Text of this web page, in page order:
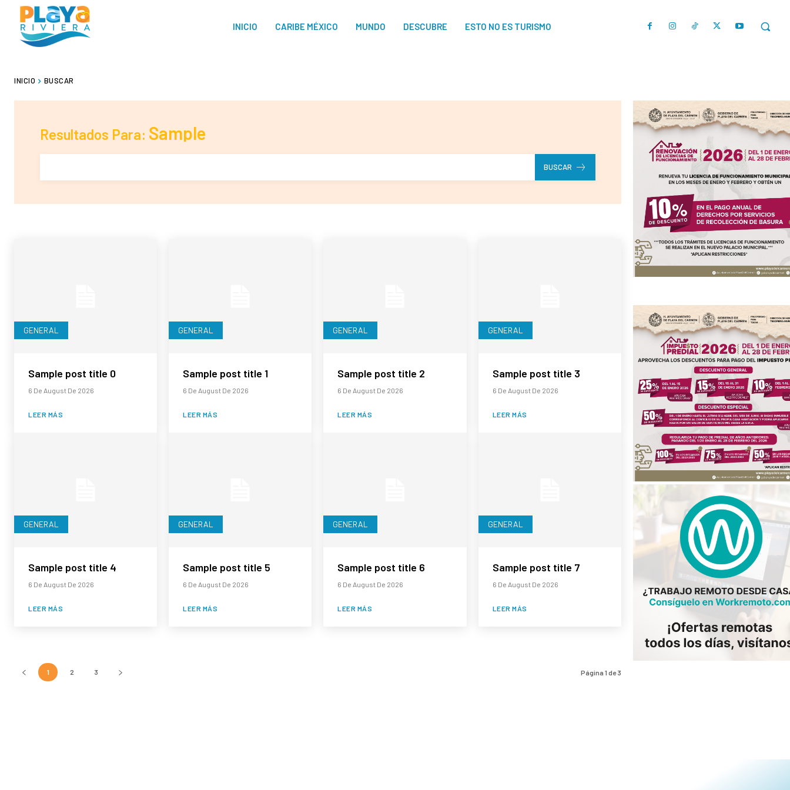
INICIO CARIBE MÉXICO MUNDO DESCUBRE ESTO NO ES TURISMO
INICIO BUSCAR
Resultados Para: Sample
BUSCAR
GENERAL
Sample post title 0
6 De August De 2026
LEER MÁS
GENERAL
Sample post title 1
6 De August De 2026
LEER MÁS
GENERAL
Sample post title 2
6 De August De 2026
LEER MÁS
GENERAL
Sample post title 3
6 De August De 2026
LEER MÁS
GENERAL
Sample post title 4
6 De August De 2026
LEER MÁS
GENERAL
Sample post title 5
6 De August De 2026
LEER MÁS
GENERAL
Sample post title 6
6 De August De 2026
LEER MÁS
GENERAL
Sample post title 7
6 De August De 2026
LEER MÁS
1 2 3 Página 1 de 3